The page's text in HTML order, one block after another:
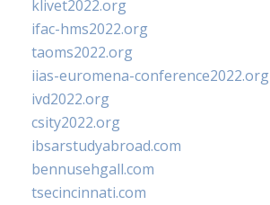
klivet2022.org
ifac-hms2022.org
taoms2022.org
iias-euromena-conference2022.org
ivd2022.org
csity2022.org
ibsarstudyabroad.com
bennusehgall.com
tsecincinnati.com